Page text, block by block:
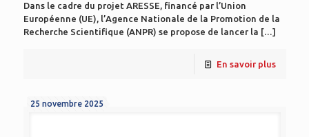
Dans le cadre du projet ARESSE, financé par l’Union
Européenne (UE), l’Agence Nationale de la Promotion de la
Recherche Scientifique (ANPR) se propose de lancer la […]
En savoir plus
25 novembre 2025